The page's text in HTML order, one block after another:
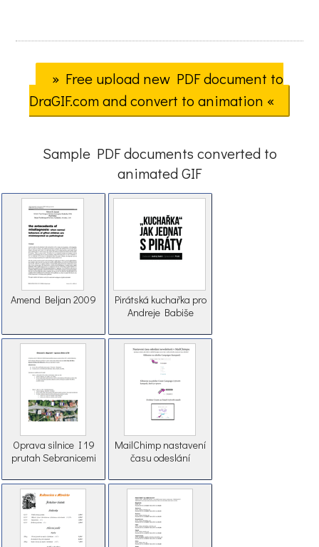
» Free upload new PDF document to
DraGIF.com and convert to animation «
Sample PDF documents converted to
animated GIF
Amend Beljan 2009
Pirátská kuchařka pro
Andreje Babiše
Oprava silnice I 19
prutah Sebranicemi
MailChimp nastavení
času odeslání